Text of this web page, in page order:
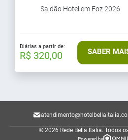
Saldão Hotel em Foz 2026
Diárias a partir de:
R$ 320,00 SABER
© 2026 Rede Bella Italia. Todos
Powered by